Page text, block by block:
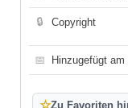
🔒 Copyright
📅 Hinzugefügt am
☆Zu Favoriten